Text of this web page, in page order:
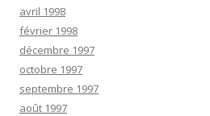
avril 1998
février 1998
décembre 1997
octobre 1997
septembre 1997
août 1997